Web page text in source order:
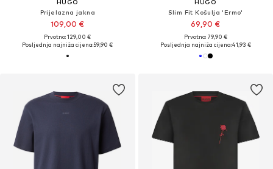
HUGO
Prijelazna jakna
109,00 €
Prvotno: 129,00 €
Posljednja najniža cijena:59,90 €
HUGO
Slim Fit Košulja 'Ermo'
69,90 €
Prvotno: 79,90 €
Posljednja najniža cijena:41,93 €